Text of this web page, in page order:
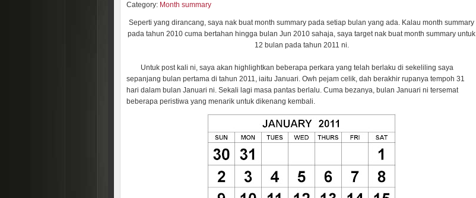
Category: Month summary
Seperti yang dirancang, saya nak buat month summary pada setiap bulan yang ada. Kalau month summary
pada tahun 2010 cuma bertahan hingga bulan Jun 2010 sahaja, saya target nak buat month summary untuk
12 bulan pada tahun 2011 ni.
Untuk post kali ni, saya akan highlightkan beberapa perkara yang telah berlaku di sekeliling saya
sepanjang bulan pertama di tahun 2011, iaitu Januari. Owh pejam celik, dah berakhir rupanya tempoh 31
hari dalam bulan Januari ni. Sekali lagi masa pantas berlalu. Cuma bezanya, bulan Januari ni tersemat
beberapa peristiwa yang menarik untuk dikenang kembali.